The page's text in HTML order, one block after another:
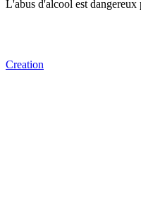
L'abus d'alcool est
Creation